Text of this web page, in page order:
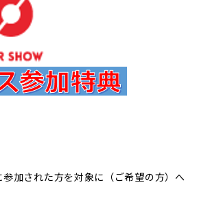
加された方を対象に（ご希望の方）へ